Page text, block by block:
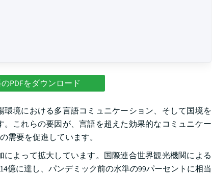
PDFをダウンロード
境における多言語コミュニケーション、そして国境を
これらの要因が、言語を超えた効果的なコミュニケー
需要を促進しています。
よって拡大しています。国際連合世界観光機関による
億に達し、パンデミック前の水準の99パーセントに相当